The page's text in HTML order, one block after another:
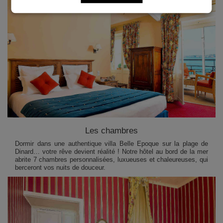
Les chambres
Dormir dans une authentique villa Belle Epoque sur la plage de
Dinard… votre rêve devient réalité ! Notre hôtel au bord de la mer
abrite 7 chambres personnalisées, luxueuses et chaleureuses, qui
berceront vos nuits de douceur.